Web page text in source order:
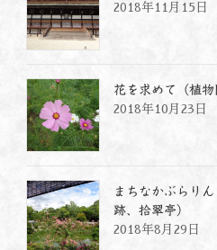
2018年11月15日
花を求めて（植
2018年10月23日
まちなかぶらり
跡、拾翠亭）
2018年8月29日